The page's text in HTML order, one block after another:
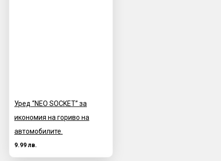
Уред “NEO SOCKET” за
икономия на гориво на
автомобилите.
9.99 лв.